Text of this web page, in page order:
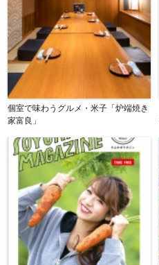
個室で味わうグルメ・米子「炉端焼き
家富良」